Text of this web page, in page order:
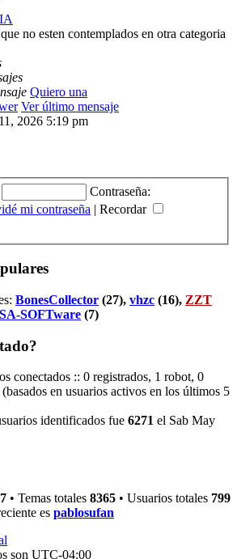
no esten contemplados en otra categoria
Quiero una
Ver último mensaje
2026 5:19 pm
Contraseña:
mi contraseña | Recordar
BonesCollector (27), vhzc (16), ZZT
SOFTware (7)
conectados :: 0 registrados, 1 robot, 0
en usuarios activos en los últimos 5
identificados fue 6271 el Sab May
• Temas totales 8365 • Usuarios totales 799
es pablosufan
son UTC-04:00